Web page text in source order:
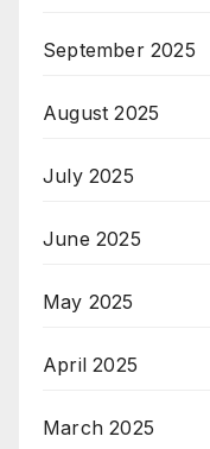
September 2025
August 2025
July 2025
June 2025
May 2025
April 2025
March 2025